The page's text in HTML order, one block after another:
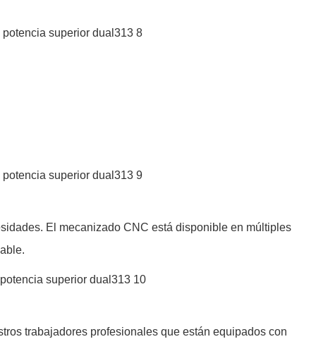
El mecanizado CNC está disponible en múltiples
trabajadores profesionales que están equipados con